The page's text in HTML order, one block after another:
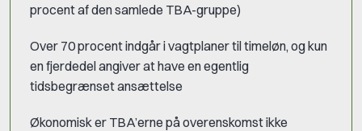
procent af den samlede TBA-gruppe)
Over 70 procent indgår i vagtplaner til timeløn, og kun
en fjerdedel angiver at have en egentlig
tidsbegrænset ansættelse
Økonomisk er TBA’erne på overenskomst ikke